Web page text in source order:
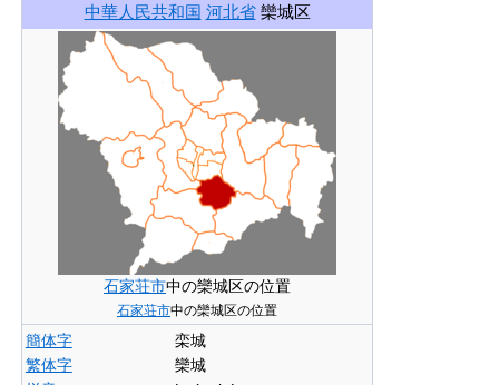
中華人民共和国 河北省 欒城区
石家荘市中の欒城区の位置
石家荘市中の欒城区の位置
簡体字
栾城
繁体字
欒城